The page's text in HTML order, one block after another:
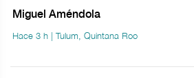
Miguel Améndola
Hace 3 h | Tulum, Quintana Roo